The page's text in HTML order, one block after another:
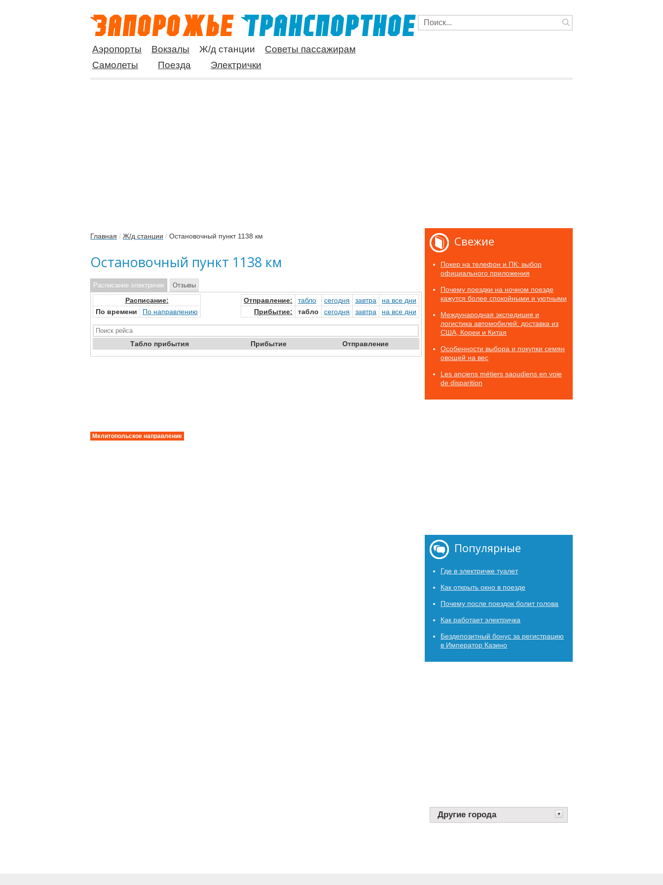
Аэропорты Вокзалы Ж/д станции
Советы пассажирам
Самолеты
Поезда Электрички
Главная / Ж/д станции / Остановочный пункт 1138 км
Остановочный пункт 1138 км
Расписание электричек
Расписание:
По времени
По направлению
Отправление: табло сегодня завтра на все дни
Прибытие: табло сегодня завтра на все дни
Табло прибытия Прибытие Отправление
Отзывы
Мелитопольское направление
Свежие
Покер на телефон и ПК: выбор
официального приложения
Почему поездки на ночном поезде
кажутся более спокойными и уютными
Международная экспедиция и
логистика автомобилей: доставка из
США, Кореи и Китая
Особенности выбора и покупки семян
овощей на вес
Les anciens métiers saoudiens en voie
de disparition
Популярные
Где в электричке туалет
Как открыть окно в поезде
Почему после поездок болит голова
Как работает электричка
Бездепозитный бонус за регистрацию
в Император Казино
Другие города